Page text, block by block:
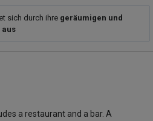
sich durch ihre geräumigen und
aus
a restaurant and a bar. A